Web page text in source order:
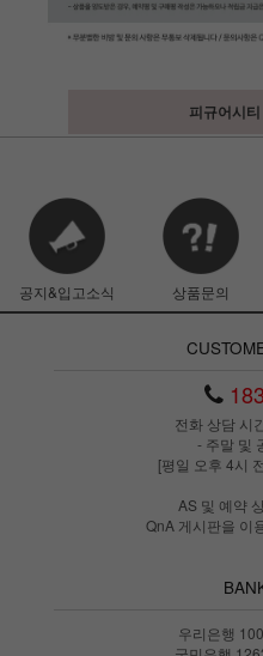
피규어시
공지&입고소식 상품문의
전화 상담 시
- 주말 및
[평일 오후 4시
AS 및 예약
QnA 게시판을 이
우리은행